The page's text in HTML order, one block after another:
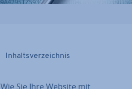
In­halts­ver­zeich­nis
Wie Sie Ihre Website mit